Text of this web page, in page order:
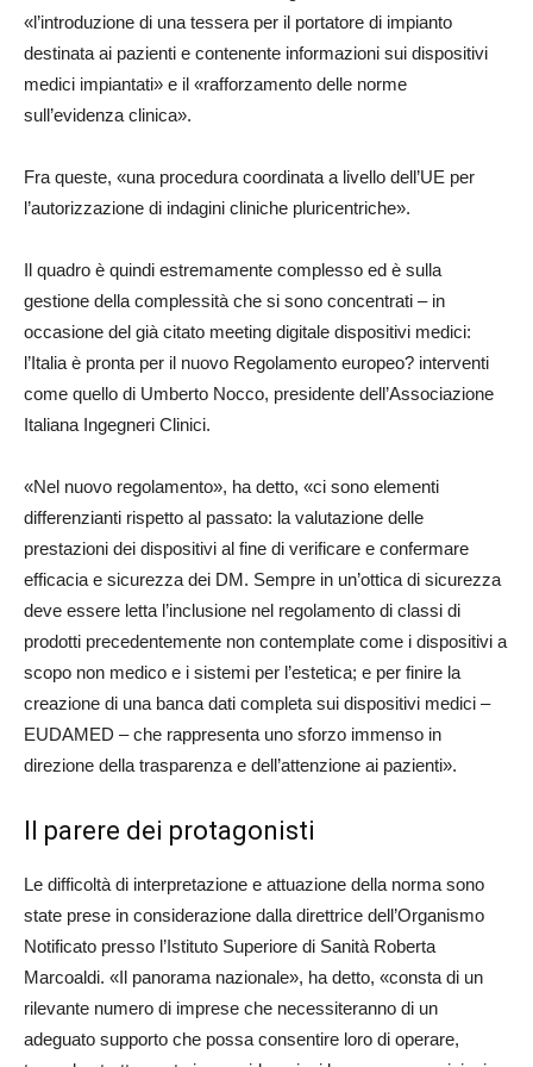
«l’introduzione di una tessera per il portatore di impianto
destinata ai pazienti e contenente informazioni sui dispositivi
medici impiantati» e il «rafforzamento delle norme
sull’evidenza clinica».
Fra queste, «una procedura coordinata a livello dell’UE per
l’autorizzazione di indagini cliniche pluricentriche».
Il quadro è quindi estremamente complesso ed è sulla
gestione della complessità che si sono concentrati – in
occasione del già citato meeting digitale dispositivi medici:
l’Italia è pronta per il nuovo Regolamento europeo? interventi
come quello di Umberto Nocco, presidente dell’Associazione
Italiana Ingegneri Clinici.
«Nel nuovo regolamento», ha detto, «ci sono elementi
differenzianti rispetto al passato: la valutazione delle
prestazioni dei dispositivi al fine di verificare e confermare
efficacia e sicurezza dei DM. Sempre in un’ottica di sicurezza
deve essere letta l’inclusione nel regolamento di classi di
prodotti precedentemente non contemplate come i dispositivi a
scopo non medico e i sistemi per l’estetica; e per finire la
creazione di una banca dati completa sui dispositivi medici –
EUDAMED – che rappresenta uno sforzo immenso in
direzione della trasparenza e dell’attenzione ai pazienti».
Il parere dei protagonisti
Le difficoltà di interpretazione e attuazione della norma sono
state prese in considerazione dalla direttrice dell’Organismo
Notificato presso l’Istituto Superiore di Sanità Roberta
Marcoaldi. «Il panorama nazionale», ha detto, «consta di un
rilevante numero di imprese che necessiteranno di un
adeguato supporto che possa consentire loro di operare,